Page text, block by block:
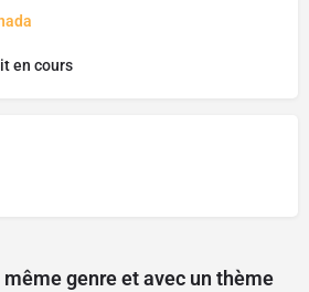
en cours
genre et avec un thème